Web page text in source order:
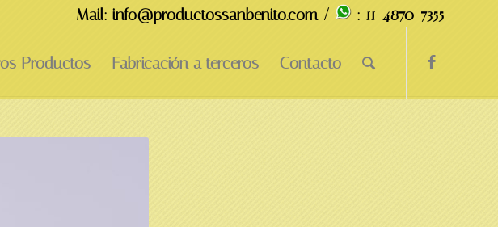
Mail: info@productossanbenito.com / : 11-4870-7355
Productos Fabricación a terceros Contacto